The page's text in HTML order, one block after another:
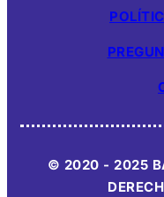
© 2020 - 2025